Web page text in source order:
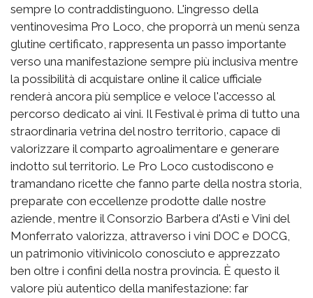
sempre lo contraddistinguono. L'ingresso della
ventinovesima Pro Loco, che proporrà un menù senza
glutine certificato, rappresenta un passo importante
verso una manifestazione sempre più inclusiva mentre
la possibilità di acquistare online il calice ufficiale
renderà ancora più semplice e veloce l'accesso al
percorso dedicato ai vini. Il Festival è prima di tutto una
straordinaria vetrina del nostro territorio, capace di
valorizzare il comparto agroalimentare e generare
indotto sul territorio. Le Pro Loco custodiscono e
tramandano ricette che fanno parte della nostra storia,
preparate con eccellenze prodotte dalle nostre
aziende, mentre il Consorzio Barbera d'Asti e Vini del
Monferrato valorizza, attraverso i vini DOC e DOCG,
un patrimonio vitivinicolo conosciuto e apprezzato
ben oltre i confini della nostra provincia. È questo il
valore più autentico della manifestazione: far